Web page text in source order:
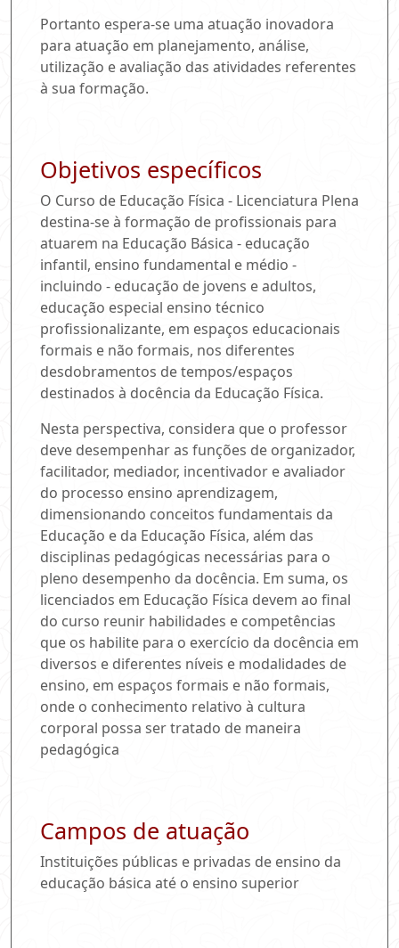
Portanto espera-se uma atuação inovadora
para atuação em planejamento, análise,
utilização e avaliação das atividades referentes
à sua formação.
Objetivos específicos
O Curso de Educação Física - Licenciatura Plena
destina-se à formação de profissionais para
atuarem na Educação Básica - educação
infantil, ensino fundamental e médio -
incluindo - educação de jovens e adultos,
educação especial ensino técnico
profissionalizante, em espaços educacionais
formais e não formais, nos diferentes
desdobramentos de tempos/espaços
destinados à docência da Educação Física.
Nesta perspectiva, considera que o professor
deve desempenhar as funções de organizador,
facilitador, mediador, incentivador e avaliador
do processo ensino aprendizagem,
dimensionando conceitos fundamentais da
Educação e da Educação Física, além das
disciplinas pedagógicas necessárias para o
pleno desempenho da docência. Em suma, os
licenciados em Educação Física devem ao final
do curso reunir habilidades e competências
que os habilite para o exercício da docência em
diversos e diferentes níveis e modalidades de
ensino, em espaços formais e não formais,
onde o conhecimento relativo à cultura
corporal possa ser tratado de maneira
pedagógica
Campos de atuação
Instituições públicas e privadas de ensino da
educação básica até o ensino superior